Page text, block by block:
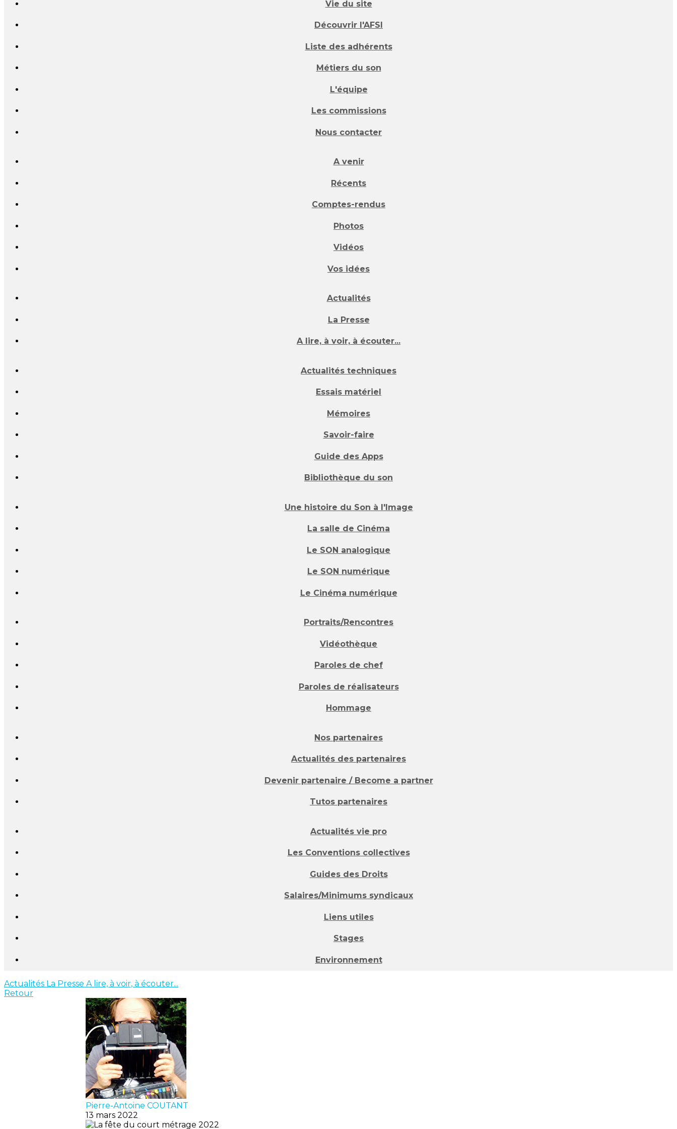
Vie du site
Découvrir l'AFSI
Liste des adhérents
Métiers du son
L'équipe
Les commissions
Nous contacter
A venir
Récents
Comptes-rendus
Photos
Vidéos
Vos idées
Actualités
La Presse
A lire, à voir, à écouter...
Actualités techniques
Essais matériel
Mémoires
Savoir-faire
Guide des Apps
Bibliothèque du son
Une histoire du Son à l'Image
La salle de Cinéma
Le SON analogique
Le SON numérique
Le Cinéma numérique
Portraits/Rencontres
Vidéothèque
Paroles de chef
Paroles de réalisateurs
Hommage
Nos partenaires
Actualités des partenaires
Devenir partenaire / Become a partner
Tutos partenaires
Actualités vie pro
Les Conventions collectives
Guides des Droits
Salaires/Minimums syndicaux
Liens utiles
Stages
Environnement
Actualités La Presse A lire, à voir, à écouter...
Retour
Pierre-Antoine COUTANT
13 mars 2022